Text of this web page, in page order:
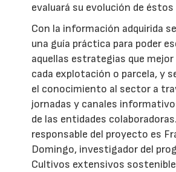
evaluará su evolución de éstos
Con la información adquirida
una guía práctica para poder
aquellas estrategias que mejor
cada explotación o parcela, y
el conocimiento al sector a
jornadas y canales
de las entidades
responsable del proyecto es
Domingo, investigador del
Cultivos extensivos